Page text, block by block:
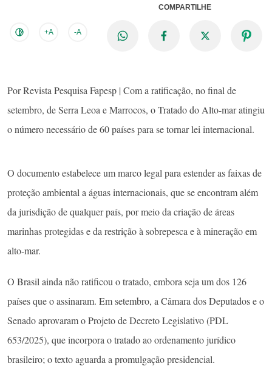
+A -A
COMPARTILHE
Por Revista Pesquisa Fapesp | Com a ratificação, no final de
setembro, de Serra Leoa e Marrocos, o Tratado do Alto-mar atingiu
o número necessário de 60 países para se tornar lei internacional.
O documento estabelece um marco legal para estender as faixas de
proteção ambiental a águas internacionais, que se encontram além
da jurisdição de qualquer país, por meio da criação de áreas
marinhas protegidas e da restrição à sobrepesca e à mineração em
alto-mar.
O Brasil ainda não ratificou o tratado, embora seja um dos 126
países que o assinaram. Em setembro, a Câmara dos Deputados e o
Senado aprovaram o Projeto de Decreto Legislativo (PDL
653/2025), que incorpora o tratado ao ordenamento jurídico
brasileiro; o texto aguarda a promulgação presidencial.